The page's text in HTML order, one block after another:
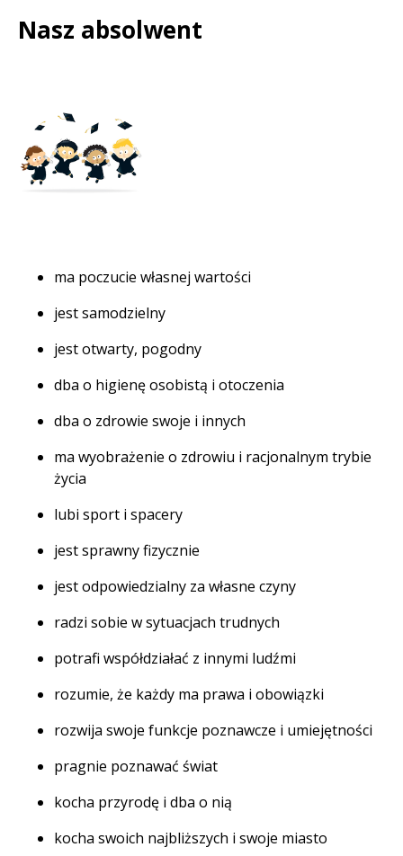
Nasz absolwent
ma poczucie własnej wartości
jest samodzielny
jest otwarty, pogodny
dba o higienę osobistą i otoczenia
dba o zdrowie swoje i innych
ma wyobrażenie o zdrowiu i racjonalnym trybie
życia
lubi sport i spacery
jest sprawny fizycznie
jest odpowiedzialny za własne czyny
radzi sobie w sytuacjach trudnych
potrafi współdziałać z innymi ludźmi
rozumie, że każdy ma prawa i obowiązki
rozwija swoje funkcje poznawcze i umiejętności
pragnie poznawać świat
kocha przyrodę i dba o nią
kocha swoich najbliższych i swoje miasto